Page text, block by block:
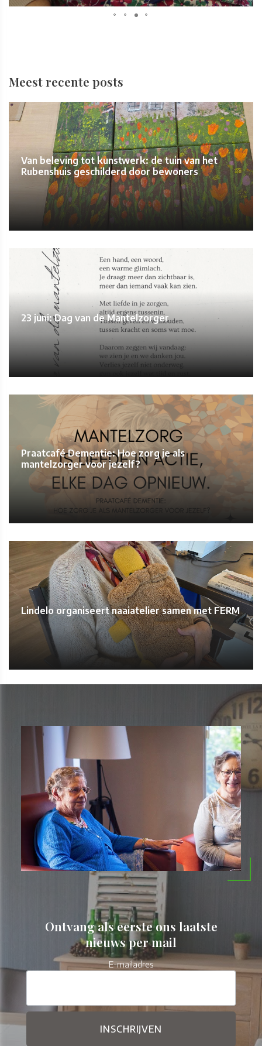
Meest recente posts
Van beleving tot kunstwerk: de tuin van het
Rubenshuis geschilderd door bewoners
23 juni: Dag van de Mantelzorger
Praatcafé Dementie: Hoe zorg je als
mantelzorger voor jezelf?
Lindelo organiseert naaiatelier samen met FERM
Ontvang als eerste ons laatste
nieuws per mail
E-mailadres